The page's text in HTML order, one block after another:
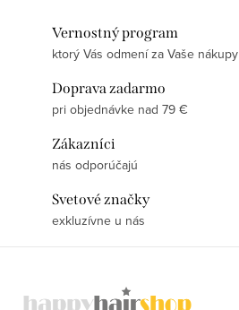
Vernostný program
ktorý Vás odmení za Vaše nákupy
Doprava zadarmo
pri objednávke nad 79 €
Zákazníci
nás odporúčajú
Svetové značky
exkluzívne u nás